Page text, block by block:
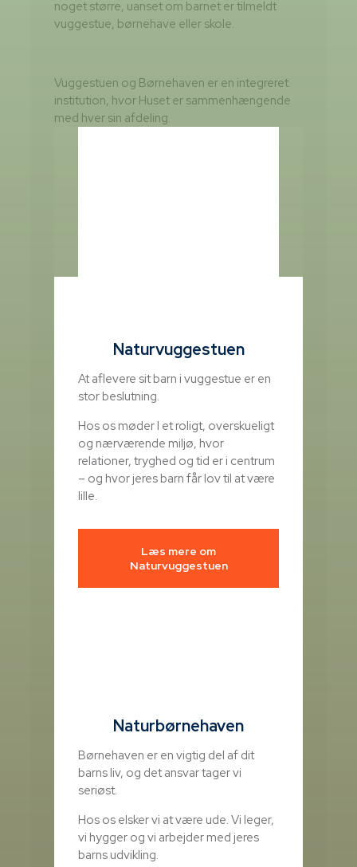
noget større, uanset om barnet er tilmeldt
vuggestue, børnehave eller skole.
Vuggestuen og Børnehaven er en integreret
institution, hvor Huset er sammenhængende
med hver sin afdeling.
Naturvuggestuen
At aflevere sit barn i vuggestue er en
stor beslutning.
Hos os møder I et roligt, overskueligt
og nærværende miljø, hvor
relationer, tryghed og tid er i centrum
– og hvor jeres barn får lov til at være
lille.
Læs mere om
Naturvuggestuen
Naturbørnehaven
Børnehaven er en vigtig del af dit
barns liv, og det ansvar tager vi
seriøst.
Hos os elsker vi at være ude. Vi leger,
vi hygger og vi arbejder med jeres
barns udvikling.